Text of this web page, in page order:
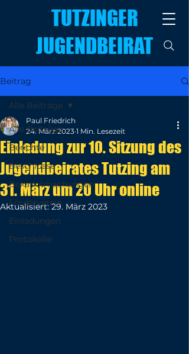
TUTZINGER
JUGENDBEIRAT
Beitrag
Alle Beiträge
Berichte
Beschlüsse
Bekanntmachungen
Förderverein
Einladungen
Protokolle
Alle Beiträge
Einladung zur 10. Sitzung des
Jugendbeirates Tutzing am
31. März um 20 Uhr online
Paul Friedrich
24. März 2023 1 Min. Lesezeit
Aktualisiert:29. März 2023